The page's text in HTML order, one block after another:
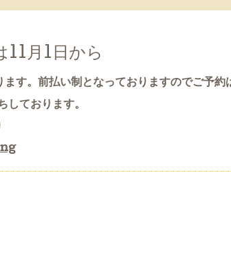
11月1日から
す。前払い制となっておりますのでご予約
しております。